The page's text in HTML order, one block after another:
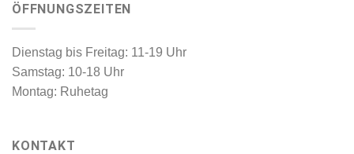
ÖFFNUNGSZEITEN
Dienstag bis Freitag: 11-19 Uhr
Samstag: 10-18 Uhr
Montag: Ruhetag
KONTAKT